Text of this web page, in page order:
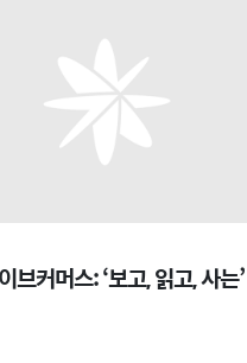
브커머스: ‘보고, 읽고, 사는